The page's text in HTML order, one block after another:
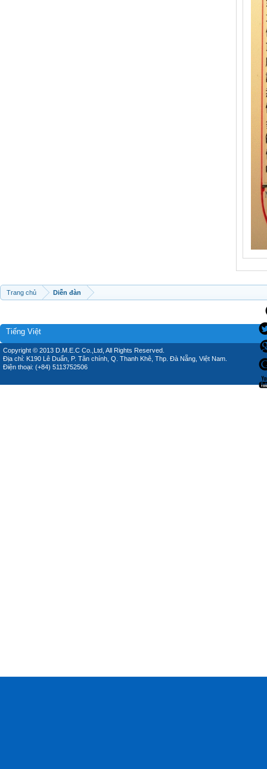
Trang chủ Diễn đàn
Tiếng Việt
Copyright © 2013 D.M.E.C Co.,Ltd, All Rights Reserved.
Địa chỉ: K190 Lê Duẩn, P. Tân chính, Q. Thanh Khê, Thp. Đà Nẵng, Việt Nam.
Điện thoại: (+84) 5113752506